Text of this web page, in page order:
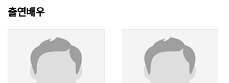
출연배우